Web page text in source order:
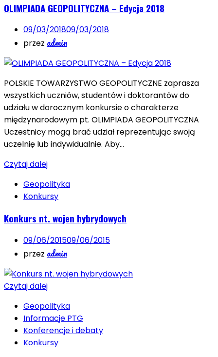
OLIMPIADA GEOPOLITYCZNA – Edycja 2018
09/03/201809/03/2018
przez admin
POLSKIE TOWARZYSTWO GEOPOLITYCZNE zaprasza
wszystkich uczniów, studentów i doktorantów do
udziału w dorocznym konkursie o charakterze
międzynarodowym pt. OLIMPIADA GEOPOLITYCZNA
Uczestnicy mogą brać udział reprezentując swoją
uczelnię lub indywidualnie. Aby…
Czytaj dalej
Geopolityka
Konkursy
Konkurs nt. wojen hybrydowych
09/06/201509/06/2015
przez admin
Czytaj dalej
Geopolityka
Informacje PTG
Konferencje i debaty
Konkursy